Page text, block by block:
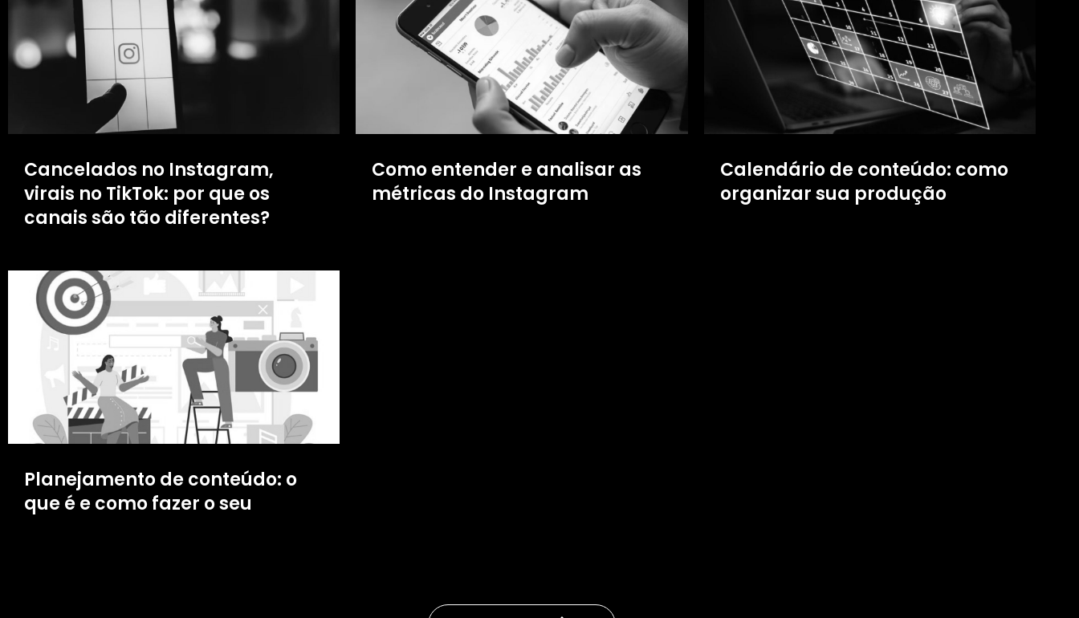
Cancelados no Instagram,
virais no TikTok: por que os
canais são tão diferentes?
Como entender e analisar as
métricas do Instagram
Calendário de conteúdo: como
organizar sua produção
Planejamento de conteúdo: o
que é e como fazer o seu